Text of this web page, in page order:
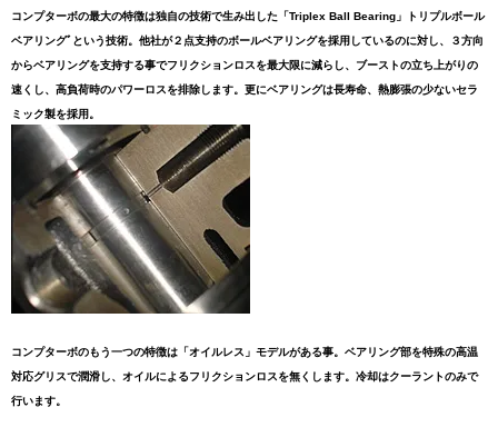
コンプターボの最大の特徴は独自の技術で生み出した「Triplex Ball Bearing」トリプルボール
ベアリングﾞという技術。他社が２点支持のボールベアリングを採用しているのに対し、３方向
からベアリングを支持する事でフリクションロスを最大限に減らし、ブーストの立ち上がりの
速くし、高負荷時のパワーロスを排除します。更にベアリングは長寿命、熱膨張の少ないセラ
ミック製を採用。
コンプターボのもう一つの特徴は「オイルレス」モデルがある事。ベアリング部を特殊の高温
対応グリスで潤滑し、オイルによるフリクションロスを無くします。冷却はクーラントのみで
行います。